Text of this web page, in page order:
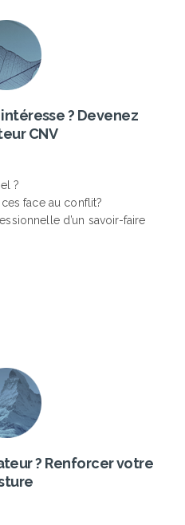
? Devenez
CNV
?
face au conflit?
d’un savoir-faire
? Renforcer votre